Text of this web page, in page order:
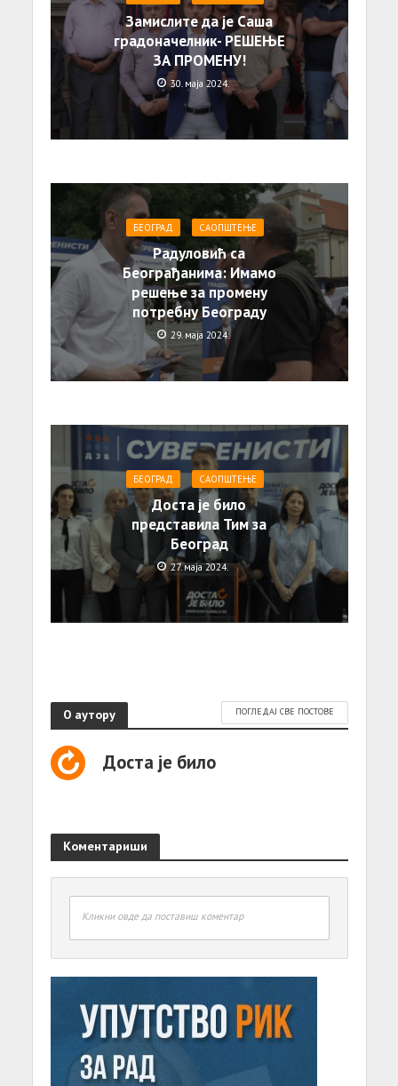
Замислите да је Саша
градоначелник- РЕШЕЊЕ
ЗА ПРОМЕНУ!
30. маја 2024.
БЕОГРАД САОПШТЕЊE
Радуловић са
Београђанима: Имамо
решење за промену
потребну Београду
29. маја 2024.
БЕОГРАД САОПШТЕЊE
Доста је било
представила Тим за
Београд
27. маја 2024.
О аутору ПОГЛЕДАЈ СВЕ ПОСТОВЕ
Доста је било
Коментариши
Кликни овде да поставиш коментар